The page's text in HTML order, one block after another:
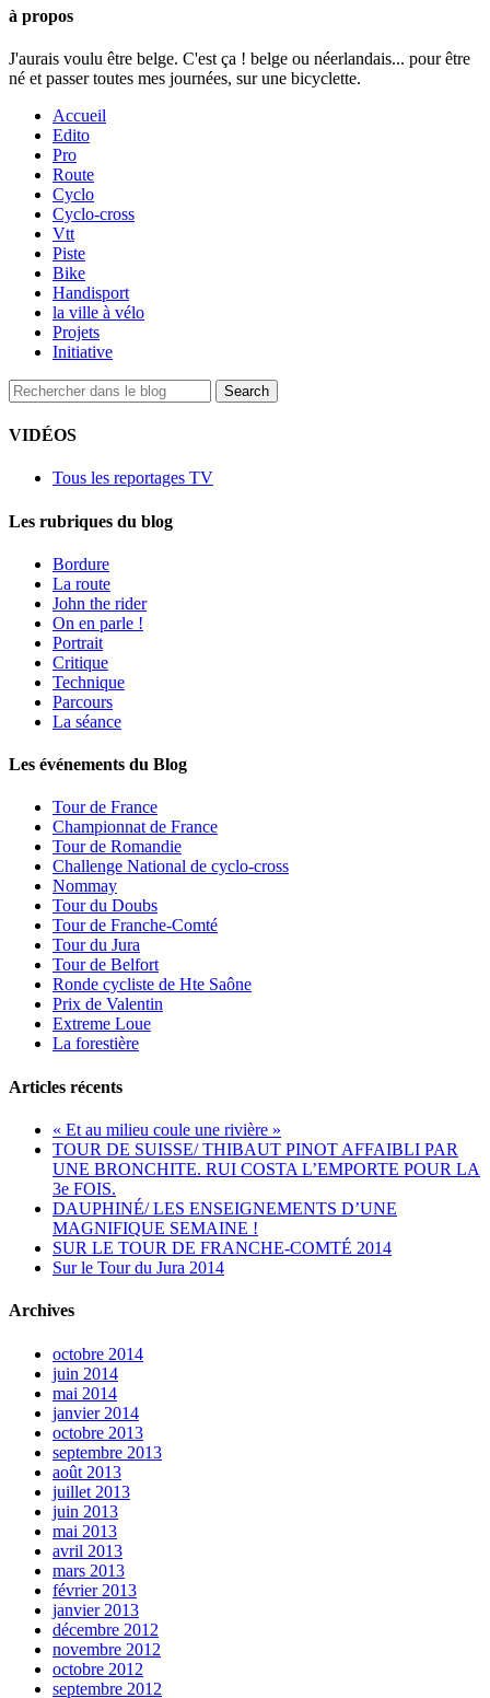
à propos
J'aurais voulu être belge. C'est ça ! belge ou néerlandais... pour être
né et passer toutes mes journées, sur une bicyclette.
Accueil
Edito
Pro
Route
Cyclo
Cyclo-cross
Vtt
Piste
Bike
Handisport
la ville à vélo
Projets
Initiative
VIDÉOS
Tous les reportages TV
Les rubriques du blog
Bordure
La route
John the rider
On en parle !
Portrait
Critique
Technique
Parcours
La séance
Les événements du Blog
Tour de France
Championnat de France
Tour de Romandie
Challenge National de cyclo-cross
Nommay
Tour du Doubs
Tour de Franche-Comté
Tour du Jura
Tour de Belfort
Ronde cycliste de Hte Saône
Prix de Valentin
Extreme Loue
La forestière
Articles récents
« Et au milieu coule une rivière »
TOUR DE SUISSE/ THIBAUT PINOT AFFAIBLI PAR
UNE BRONCHITE. RUI COSTA L’EMPORTE POUR LA
3e FOIS.
DAUPHINÉ/ LES ENSEIGNEMENTS D’UNE
MAGNIFIQUE SEMAINE !
SUR LE TOUR DE FRANCHE-COMTÉ 2014
Sur le Tour du Jura 2014
Archives
octobre 2014
juin 2014
mai 2014
janvier 2014
octobre 2013
septembre 2013
août 2013
juillet 2013
juin 2013
mai 2013
avril 2013
mars 2013
février 2013
janvier 2013
décembre 2012
novembre 2012
octobre 2012
septembre 2012